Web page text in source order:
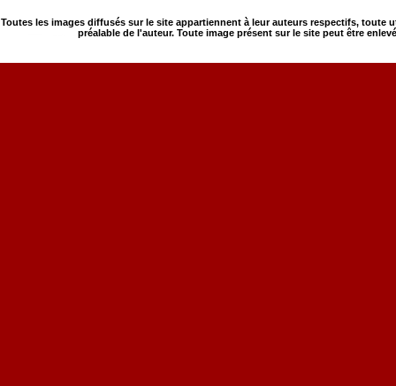
Toutes les images diffusés sur le site appartiennent à leur auteurs respectifs,
préalable de l'auteur. Toute image présent sur le site peut être